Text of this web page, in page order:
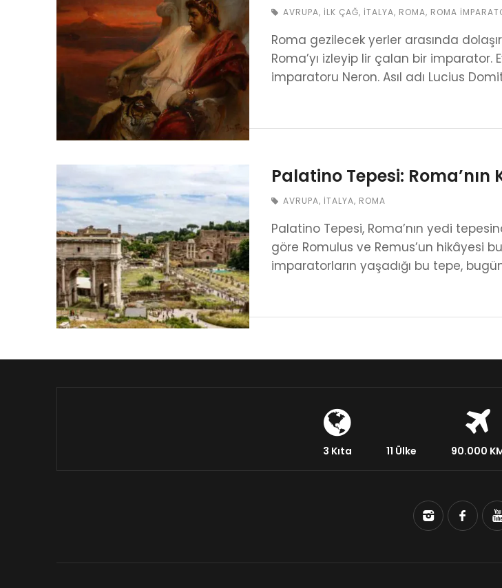
AVRUPA, İLK ÇAĞ, İTALYA, ROMA, ROMA
Roma gezilecek yerler arasında
Roma’yı izleyip lir çalan bir
imparatoru Neron. Asıl adı Lucius
Palatino Tepesi:
AVRUPA, İTALYA, ROMA
Palatino Tepesi, Roma’nın yedi
göre Romulus ve Remus’un hikâyesi
imparatorların yaşadığı bu tepe,
3 Kıta 11 Ülke 90.000